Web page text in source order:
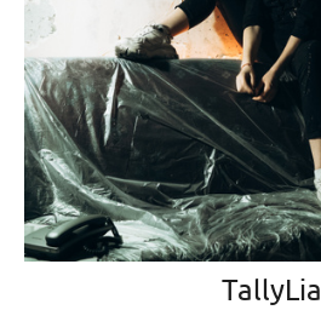
TallyLia